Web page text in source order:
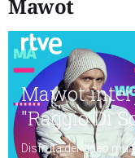
Mawot